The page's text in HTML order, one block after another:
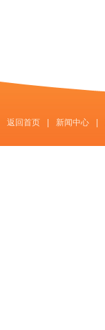
返回首页 新闻中心